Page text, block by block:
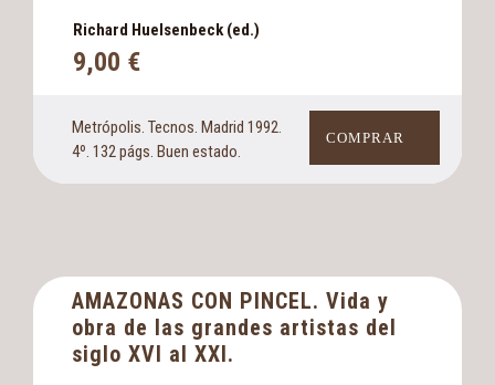
Richard Huelsenbeck (ed.)
9,00 €
Metrópolis. Tecnos. Madrid 1992.
4º. 132 págs. Buen estado.
COMPRAR
AMAZONAS CON PINCEL. Vida y
obra de las grandes artistas del
siglo XVI al XXI.